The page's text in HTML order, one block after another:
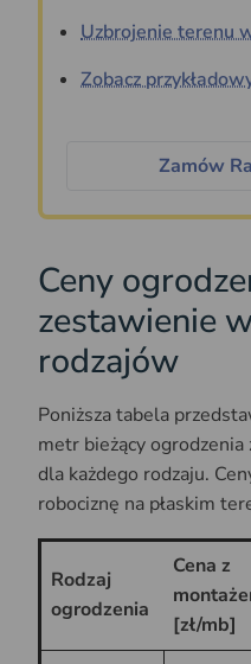
Uzbrojenie terenu
Zobacz
Zamów
Ceny
zestawienie
rodzajów
Poniższa tabela
metr bieżący
dla każdego rodzaju.
robociznę na płaskim
Rodzaj
ogrodzenia
Cena z
[zł/mb]